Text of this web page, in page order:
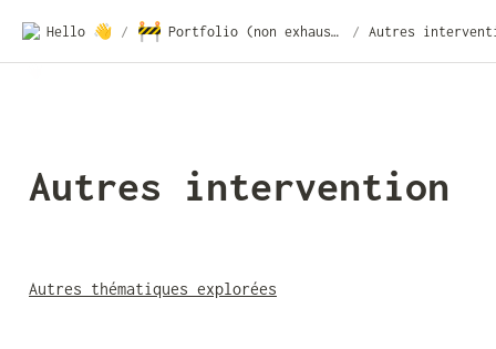
Hello 👋 / 🚧 Portfolio (non exhaustif) / Autres
Autres intervention
Autres thématiques explorées